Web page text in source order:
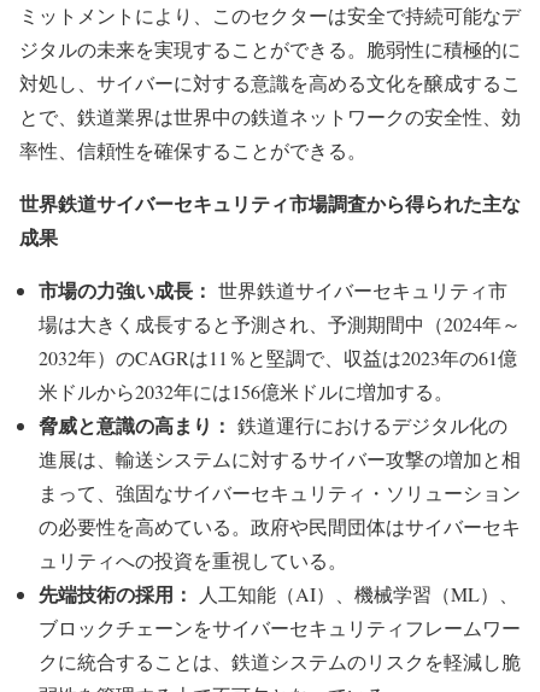
ミットメントにより、このセクターは安全で持続可能なデ
ジタルの未来を実現することができる。脆弱性に積極的に
対処し、サイバーに対する意識を高める文化を醸成するこ
とで、鉄道業界は世界中の鉄道ネットワークの安全性、効
率性、信頼性を確保することができる。
世界鉄道サイバーセキュリティ市場調査から得られた主な
成果
市場の力強い成長： 世界鉄道サイバーセキュリティ市
場は大きく成長すると予測され、予測期間中（2024年～
2032年）のCAGRは11％と堅調で、収益は2023年の61億
米ドルから2032年には156億米ドルに増加する。
脅威と意識の高まり： 鉄道運行におけるデジタル化の
進展は、輸送システムに対するサイバー攻撃の増加と相
まって、強固なサイバーセキュリティ・ソリューション
の必要性を高めている。政府や民間団体はサイバーセキ
ュリティへの投資を重視している。
先端技術の採用：
人工知能（AI）、機械学習（ML）、
ブロックチェーンをサイバーセキュリティフレームワー
クに統合することは、鉄道システムのリスクを軽減し脆